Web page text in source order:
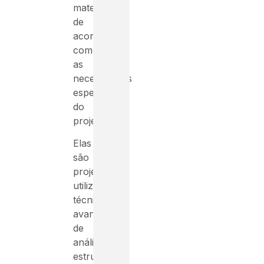
material,
de
acordo
com
as
necessidades
específicas
do
projeto.
Elas
são
projetadas
utilizando
técnicas
avançadas
de
análise
estrutural,